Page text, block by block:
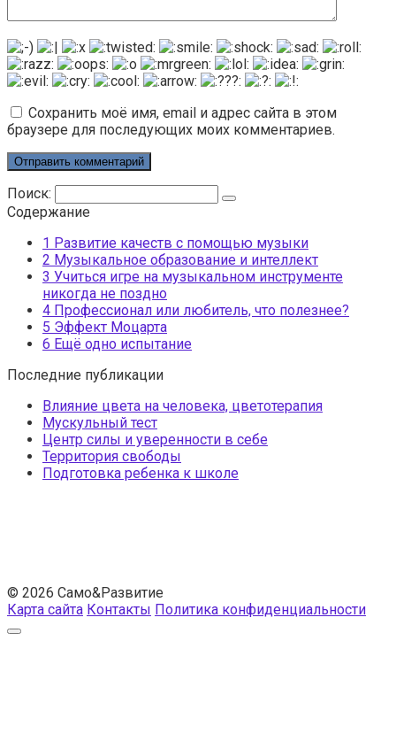
Сохранить моё имя, email и адрес сайта в этом
браузере для последующих моих комментариев.
Поиск:
Содержание
1 Развитие качеств с помощью музыки
2 Музыкальное образование и интеллект
3 Учиться игре на музыкальном инструменте
никогда не поздно
4 Профессионал или любитель, что полезнее?
5 Эффект Моцарта
6 Ещё одно испытание
Последние публикации
Влияние цвета на человека, цветотерапия
Мускульный тест
Центр силы и уверенности в себе
Территория свободы
Подготовка ребенка к школе
© 2026 Само&Развитие
Карта сайта Контакты Политика конфиденциальности